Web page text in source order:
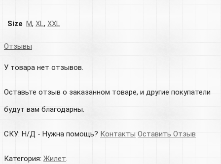
Size M, XL, XXL
Отзывы
У товара нет отзывов.
Оставьте отзыв о заказанном товаре, и другие покупатели
будут вам благодарны.
СКУ: Н/Д - Нужна помощь? Контакты Оставить Отзыв
Категория: Жилет.